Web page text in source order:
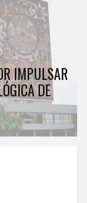
IMPULSAR
DE